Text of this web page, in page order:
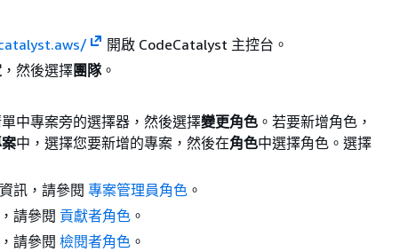
開啟 CodeCatalyst 主控台。
，然後選擇團隊。
中專案旁的選擇器，然後選擇變更角色 。若要新增角色，
中，選擇您要新增的專案，然後在角色中選擇角色。選擇
訊，請參閱 專案管理員角色 。
請參閱 貢獻者角色 。
請參閱 檢閱者角色 。